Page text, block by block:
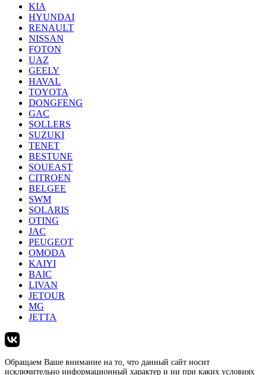
KIA
HYUNDAI
RENAULT
NISSAN
FOTON
UAZ
GEELY
HAVAL
TOYOTA
DONGFENG
GAC
SOLLERS
SUZUKI
TENET
BESTUNE
SOUEAST
CITROEN
BELGEE
SWM
SOLARIS
OTING
JAC
PEUGEOT
OMODA
KAIYI
BAIC
LIVAN
JETOUR
MG
JETTA
Обращаем Ваше внимание на то, что данный сайт носит
исключительно информационный характер и ни при каких условиях